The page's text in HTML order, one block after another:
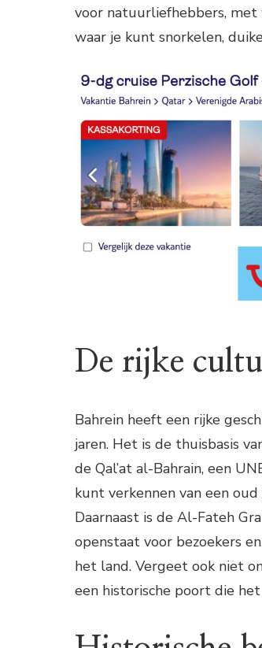
voor natuurliefhebbers,
waar je kunt snorkelen,
De rijke
Bahrein heeft een rijke
jaren. Het is de thuisbasis
de Qal’at al-Bahrain, een
kunt verkennen van een
Daarnaast is de Al-Fateh
openstaat voor bezoekers
het land. Vergeet ook niet
een historische poort die